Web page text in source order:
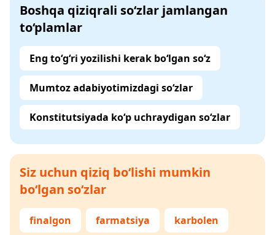
Boshqa qiziqrali so‘zlar jamlangan
to‘plamlar
Eng to‘g‘ri yozilishi kerak bo‘lgan so‘z
Mumtoz adabiyotimizdagi so‘zlar
Konstitutsiyada ko‘p uchraydigan so‘zlar
Siz uchun qiziq bo‘lishi mumkin
bo‘lgan so‘zlar
finalgon farmatsiya karbolen